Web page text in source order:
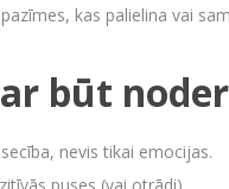
kas palielina vai
būt
nevis tikai emocijas.